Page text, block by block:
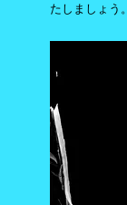
たしましょう。